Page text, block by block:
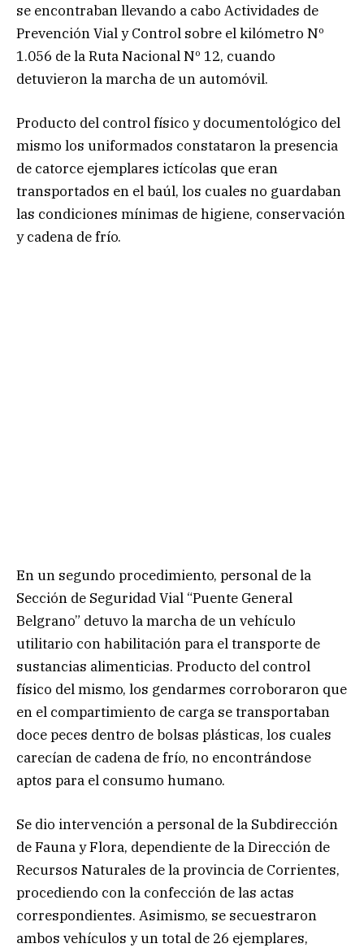
se encontraban llevando a cabo Actividades de
Prevención Vial y Control sobre el kilómetro Nº
1.056 de la Ruta Nacional Nº 12, cuando
detuvieron la marcha de un automóvil.
Producto del control físico y documentológico del
mismo los uniformados constataron la presencia
de catorce ejemplares ictícolas que eran
transportados en el baúl, los cuales no guardaban
las condiciones mínimas de higiene, conservación
y cadena de frío.
En un segundo procedimiento, personal de la
Sección de Seguridad Vial “Puente General
Belgrano” detuvo la marcha de un vehículo
utilitario con habilitación para el transporte de
sustancias alimenticias. Producto del control
físico del mismo, los gendarmes corroboraron que
en el compartimiento de carga se transportaban
doce peces dentro de bolsas plásticas, los cuales
carecían de cadena de frío, no encontrándose
aptos para el consumo humano.
Se dio intervención a personal de la Subdirección
de Fauna y Flora, dependiente de la Dirección de
Recursos Naturales de la provincia de Corrientes,
procediendo con la confección de las actas
correspondientes. Asimismo, se secuestraron
ambos vehículos y un total de 26 ejemplares,